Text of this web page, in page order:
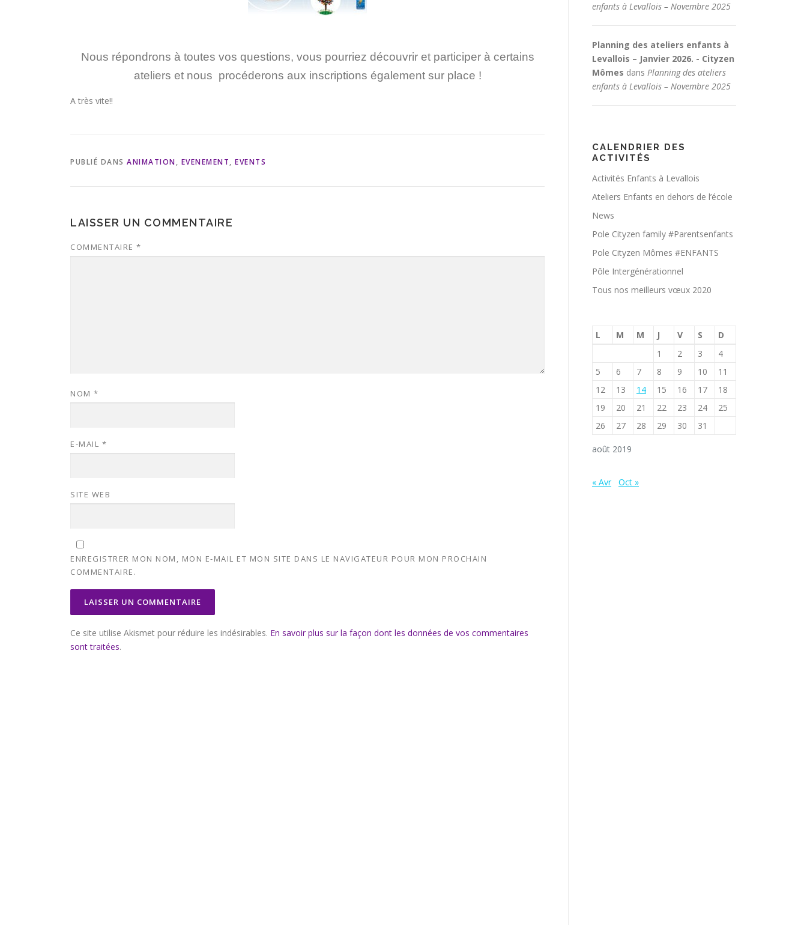
Nous répondrons à toutes vos questions, vous pourriez découvrir et participer à certains
ateliers et nous procéderons aux inscriptions également sur place !
A très vite!!
PUBLIÉ DANS ANIMATION, EVENEMENT, EVENTS
LAISSER UN COMMENTAIRE
COMMENTAIRE *
NOM *
E-MAIL *
SITE WEB
ENREGISTRER MON NOM, MON E-MAIL ET MON SITE DANS LE NAVIGATEUR POUR MON PROCHAIN
COMMENTAIRE.
Ce site utilise Akismet pour réduire les indésirables. En savoir plus sur la façon dont les données de vos commentaires
sont traitées.
enfants à Levallois – Novembre 2025
Planning des ateliers enfants à
Levallois – Janvier 2026. - Cityzen
Mômes dans Planning des ateliers
enfants à Levallois – Novembre 2025
CALENDRIER DES
ACTIVITÉS
Activités Enfants à Levallois
Ateliers Enfants en dehors de l’école
News
Pole Cityzen family #Parentsenfants
Pole Cityzen Mômes #ENFANTS
Pôle Intergénérationnel
Tous nos meilleurs vœux 2020
août 2019
L M M J V S
D
1
2 3
4
5
6 7 8 9 10
11
12
13 14 15 16 17
18
19
20 21 22 23 24
25
26
27 28 29 30 31
« Avr Oct »